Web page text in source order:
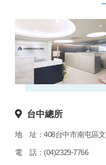
台中總所
地 址：408台中市南屯區
電 話： (04)2329-7766